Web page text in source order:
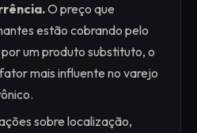
O preço que
estão cobrando pelo
um produto substituto, o
mais influente no varejo
sobre localização,